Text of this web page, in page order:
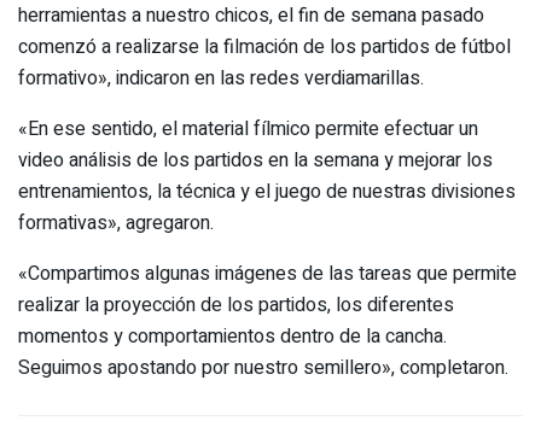
herramientas a nuestro chicos, el fin de semana pasado
comenzó a realizarse la filmación de los partidos de fútbol
formativo», indicaron en las redes verdiamarillas.
«En ese sentido, el material fílmico permite efectuar un
video análisis de los partidos en la semana y mejorar los
entrenamientos, la técnica y el juego de nuestras divisiones
formativas», agregaron.
«Compartimos algunas imágenes de las tareas que permite
realizar la proyección de los partidos, los diferentes
momentos y comportamientos dentro de la cancha.
Seguimos apostando por nuestro semillero», completaron.